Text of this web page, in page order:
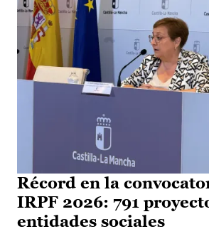
Récord en la
IRPF 2026: 791
entidades sociales